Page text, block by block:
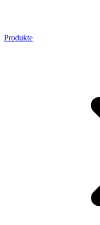
Produkte